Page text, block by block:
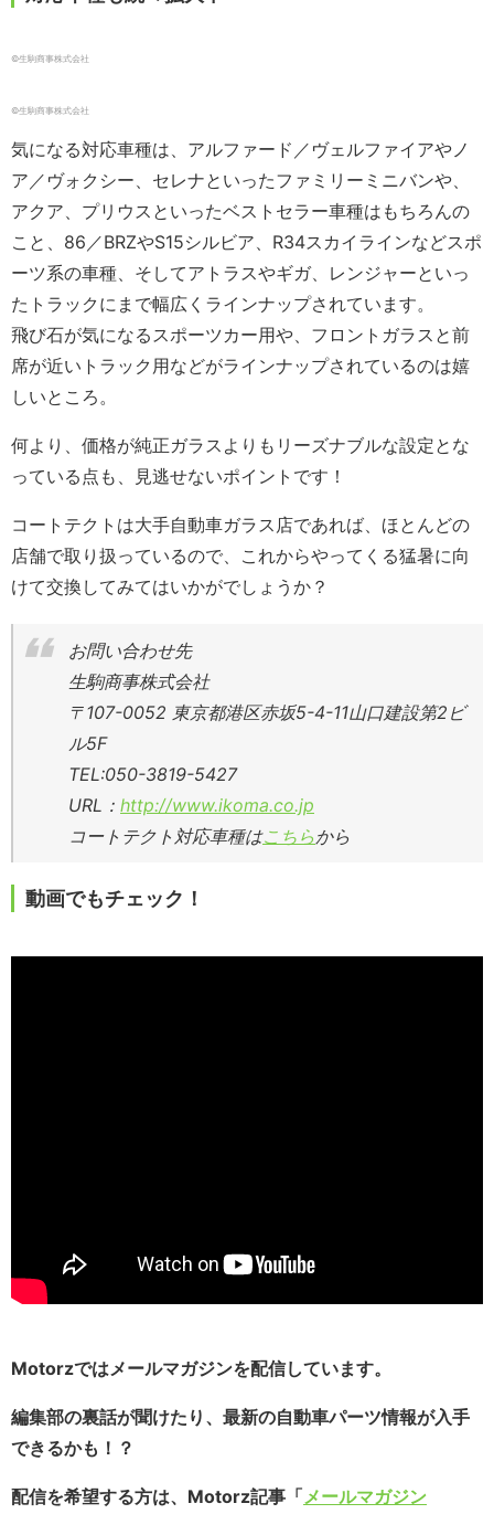
©️生駒商事株式会社
©️生駒商事株式会社
気になる対応車種は、アルファード／ヴェルファイアやノ
ア／ヴォクシー、セレナといったファミリーミニバンや、
アクア、プリウスといったベストセラー車種はもちろんの
こと、 86 ／BRZやS15シルビア、 R34スカイラインなどスポ
ーツ系の車種、そしてアトラスやギガ、レンジャーといっ
たトラックにまで幅広くラインナップされています。
飛び石が気になるスポーツカー用や、フロントガラスと前
席が近いトラック用などがラインナップされているのは嬉
しいところ。
何より、価格が純正ガラスよりもリーズナブルな設定とな
っている点も、見逃せないポイントです！
コートテクトは大手自動車ガラス店であれば、ほとんどの
店舗で取り扱っているので、これからやってくる猛暑に向
けて交換してみてはいかがでしょうか？
お問い合わせ先
生駒商事株式会社
〒107-0052 東京都港区赤坂5-4-11山口建設第2ビ
ル5F
TEL:050-3819-5427
URL： http://www.ikoma.co.jp
コートテクト対応車種はこちらから
動画でもチェック！
Motorzではメールマガジンを配信しています。
編集部の裏話が聞けたり、最新の自動車パーツ情報が入手
できるかも！？
配信を希望する方は、Motorz記事「メールマガジン